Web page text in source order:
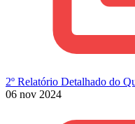
2º Relatório Detalhado do
06 nov 2024